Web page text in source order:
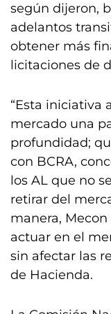
según dijeron,
adelantos
obtener más
licitaciones de
“Esta iniciativa
mercado una
profundidad;
con BCRA,
los AL que no
retirar del
manera,
actuar en el
sin afectar las
de Hacienda.